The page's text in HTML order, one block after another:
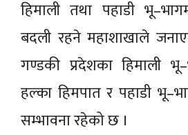
हिमाली तथा पहाडी
बदली रहने महाशाखाले
गण्डकी प्रदेशका हिमाली
हल्का हिमपात र पहाडी
सम्भावना रहेको छ ।